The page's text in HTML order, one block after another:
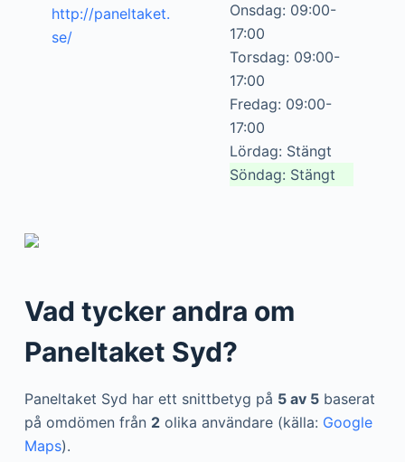
http://paneltaket.
se/
Onsdag: 09:00-
17:00
Torsdag: 09:00-
17:00
Fredag: 09:00-
17:00
Lördag: Stängt
Söndag: Stängt
Vad tycker andra om
Paneltaket Syd?
Paneltaket Syd har ett snittbetyg på 5 av 5baserat
på omdömen från 2olika användare (källa: Google
Maps).